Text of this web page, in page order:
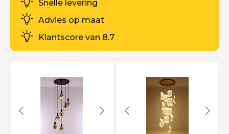
Snelle levering
Advies op maat
Klantscore van 8.7